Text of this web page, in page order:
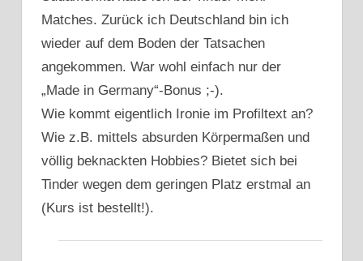
Matches. Zurück ich Deutschland bin ich
wieder auf dem Boden der Tatsachen
angekommen. War wohl einfach nur der
„Made in Germany“-Bonus ;-).
Wie kommt eigentlich Ironie im Profiltext an?
Wie z.B. mittels absurden Körpermaßen und
völlig beknackten Hobbies? Bietet sich bei
Tinder wegen dem geringen Platz erstmal an
(Kurs ist bestellt!).